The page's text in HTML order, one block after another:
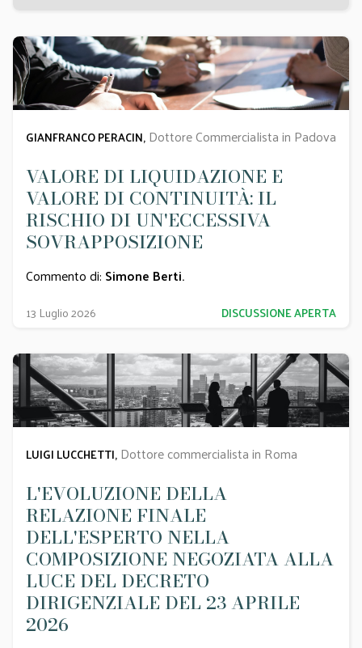
GIANFRANCO PERACIN, Dottore Commercialista in Padova
VALORE DI LIQUIDAZIONE E
VALORE DI CONTINUITÀ: IL
RISCHIO DI UN'ECCESSIVA
SOVRAPPOSIZIONE
Commento di: Simone Berti.
13 Luglio 2026 DISCUSSIONE APERTA
LUIGI LUCCHETTI, Dottore commercialista in Roma
L'EVOLUZIONE DELLA
RELAZIONE FINALE
DELL'ESPERTO NELLA
COMPOSIZIONE NEGOZIATA ALLA
LUCE DEL DECRETO
DIRIGENZIALE DEL 23 APRILE
2026